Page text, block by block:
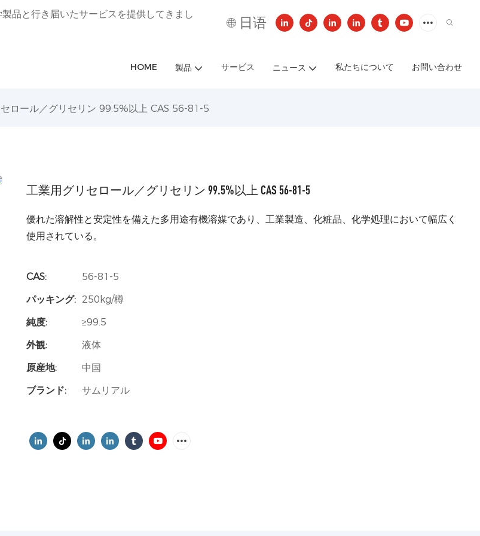
品と行き届いたサービスを提供してきまし
日语
HOME 製品 サービス ニュース 私たちについて お問い合わせ
ロール／グリセリン 99.5%以上 CAS 56-81-5
工業用グリセロール／グリセリン 99.5%以上 CAS 56-81-5
優れた溶解性と安定性を備えた多用途有機溶媒であり、工業製造、化粧品、化学処理において幅広く
使用されている。
CAS:
56-81-5
パッキング: 250kg/樽
純度:
≥99.5
外観:
液体
原産地:
中国
ブランド:
サムリアル